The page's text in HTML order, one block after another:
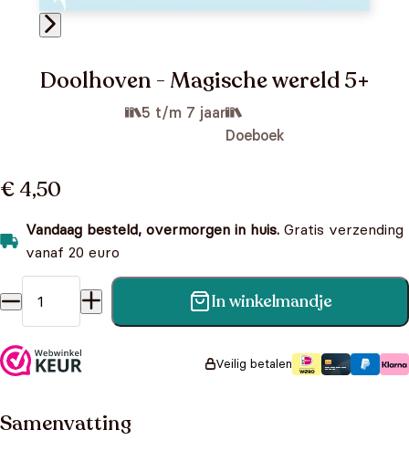
Doolhoven - Magische wereld 5+
5 t/m 7 jaar
Doeboek
€ 4,50
Vandaag besteld, overmorgen in huis. Gratis verzending
vanaf 20 euro
Doolhoven - Magische wereld 5+ aantalIn winkelmandje
Veilig betalen
Samenvatting